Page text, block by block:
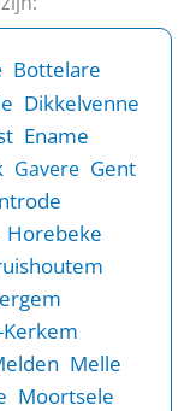
Bottelare
Dikkelvenne
Ename
Gavere Gent
Horebeke
Melle
Moortsele